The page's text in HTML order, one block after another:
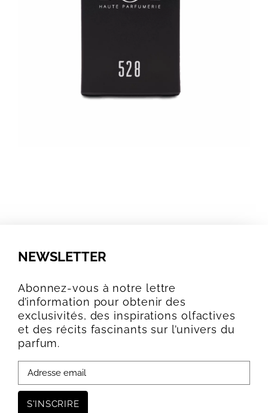
NEWSLETTER
Abonnez-vous à notre lettre
d’information pour obtenir des
exclusivités, des inspirations olfactives
et des récits fascinants sur l’univers du
parfum.
S'INSCRIRE